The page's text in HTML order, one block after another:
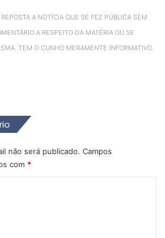
A NOTÍCIA QUE SE FEZ PÚBLICA SEM
A RESPEITO DA MATÉRIA OU SE
TEM O CUNHO MERAMENTE INFORMATIVO.
não será publicado. Campos
com *